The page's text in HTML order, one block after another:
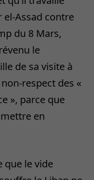
el-Assad contre
du 8 Mars,
le
de sa visite à
respect des «
», parce que
en
que le vide